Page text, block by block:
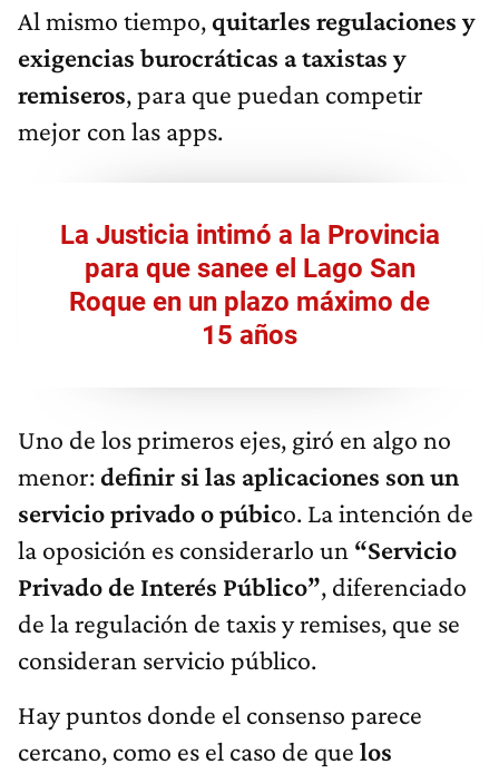
Al mismo tiempo, quitarles regulaciones y
exigencias burocráticas a taxistas y
remiseros, para que puedan competir
mejor con las apps.
La Justicia intimó a la Provincia
para que sanee el Lago San
Roque en un plazo máximo de
15 años
Uno de los primeros ejes, giró en algo no
menor:definir si las aplicaciones son un
servicio privado o púbico. La intención de
la oposición es considerarlo un “Servicio
Privado de Interés Público”, diferenciado
de la regulación de taxis y remises, que se
consideran servicio público.
Hay puntos donde el consenso parece
cercano, como es el caso de que los